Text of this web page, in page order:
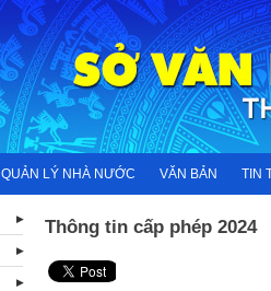
QUẢN LÝ NHÀ NƯỚC VĂN BẢN TIN
Thông tin cấp phép 2024